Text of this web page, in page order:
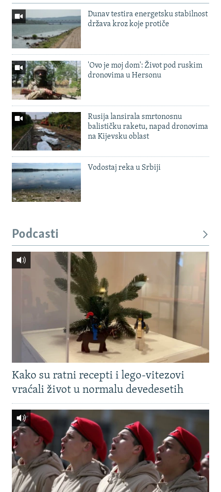
Dunav testira energetsku stabilnost
država kroz koje protiče
'Ovo je moj dom': Život pod ruskim
dronovima u Hersonu
Rusija lansirala smrtonosnu
balističku raketu, napad dronovima
na Kijevsku oblast
Vodostaj reka u Srbiji
Podcasti
Kako su ratni recepti i lego-vitezovi
vraćali život u normalu devedesetih